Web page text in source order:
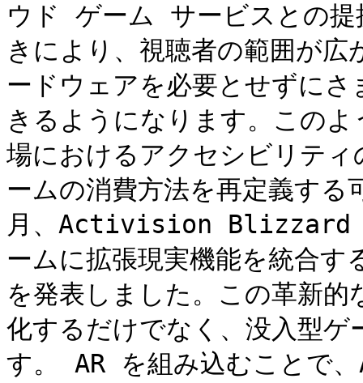
ウド ゲーム サービスとの提
きにより、視聴者の範囲が
ードウェアを必要とせずに
きるようになります。この
場におけるアクセシビリテ
ームの消費方法を再定義す
月、Activision Blizzard (
ームに拡張現実機能を統合
を発表しました。この革新
化するだけでなく、没入型ゲ
す。 AR を組み込むこと